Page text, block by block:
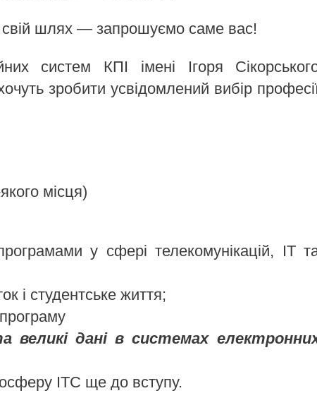
свій шлях — запрошуємо саме вас!
систем КПІ імені Ігоря
зробити усвідомлений вибір
місця)
у сфері телекомунікацій, IT
і студентське життя;
дані в системах
ІТС ще до вступу.